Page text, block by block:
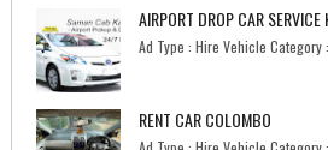
AIRPORT DROP CAR
Ad Type : Hire Vehicle Category :
RENT CAR COLOMBO